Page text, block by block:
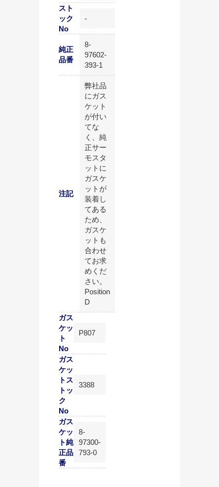
スト
ック
No
-
純正
品番
8-
97602-
393-1
注記
弊社品
にガス
ケット
が付い
てな
く、純
正サー
モスタ
ットに
ガスケ
ットが
装着し
てある
ため、
ガスケ
ットも
合わせ
てお求
めくだ
さい。
Position
D
ガス
ケッ
ト
No
P807
ガス
ケッ
トス
トッ
ク
No
3388
ガス
ケッ
ト純
正品
番
8-
97300-
793-0